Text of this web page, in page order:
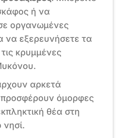
ή να
οργανωμένες
να εξερευνήσετε τα
κρυμμένες
αρκετά
όμορφες
θέα στη